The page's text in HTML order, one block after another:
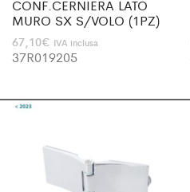
CONF.CERNIERA LATO
MURO SX S/VOLO (1PZ)
67,10€ IVA inclusa
37R019205